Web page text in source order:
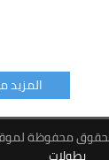
المزيد
محفوظة